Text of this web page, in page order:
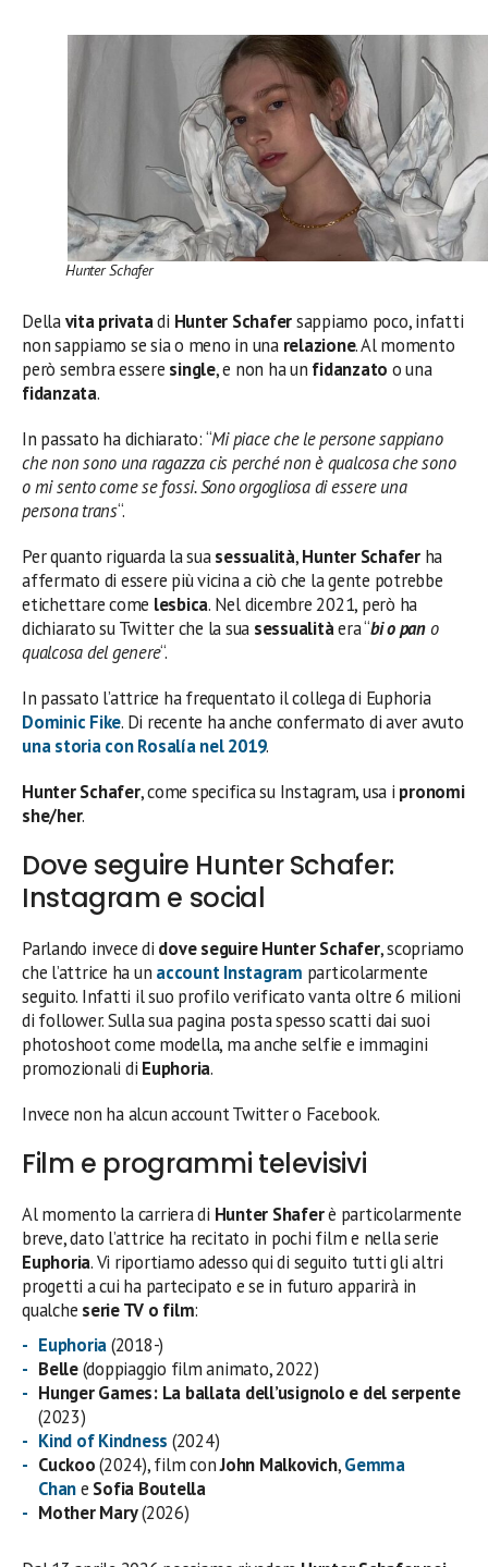
Hunter Schafer
Dellavita privatadi Hunter Schafersappiamo poco, infatti
non sappiamo se sia o meno in una relazione. Al momento
però sembra essere single, e non ha un fidanzato o una
fidanzata.
In passato ha dichiarato: “Mi piace che le persone sappiano
che non sono una ragazza cis perché non è qualcosa che sono
o mi sento come se fossi. Sono orgogliosa di essere una
persona trans“.
Per quanto riguarda la suasessualità,Hunter Schaferha
affermato di essere più vicina a ciò che la gente potrebbe
etichettare come lesbica. Nel dicembre 2021, però ha
dichiarato su Twitter che la sua sessualitàera “bi o pano
qualcosa del genere“.
In passato l’attrice ha frequentato il collega di Euphoria
Dominic Fike. Di recente ha anche confermato di aver avuto
una storia con Rosalía nel 2019.
Hunter Schafer, come specifica su Instagram, usa i pronomi
she/her.
Dove seguire Hunter Schafer:
Instagram e social
Parlando invece di dove seguire Hunter Schafer, scopriamo
che l’attrice ha un account Instagram particolarmente
seguito. Infatti il suo profilo verificato vanta oltre 6 milioni
di follower. Sulla sua pagina posta spesso scatti dai suoi
photoshoot come modella, ma anche selfie e immagini
promozionali di Euphoria.
Invece non ha alcun account Twitter o Facebook.
Film e programmi televisivi
Al momento la carriera di Hunter Shaferè particolarmente
breve, dato l’attrice ha recitato in pochi film e nella serie
Euphoria. Vi riportiamo adesso qui di seguito tutti gli altri
progetti a cui ha partecipato e se in futuro apparirà in
qualche serie TV o film:
Euphoria(2018-)
Belle(doppiaggio film animato, 2022)
Hunger Games: La ballata dell’usignolo e del serpente
(2023)
Kind of Kindness (2024)
Cuckoo(2024), film conJohn Malkovich,Gemma
Chane Sofia Boutella
Mother Mary(2026)